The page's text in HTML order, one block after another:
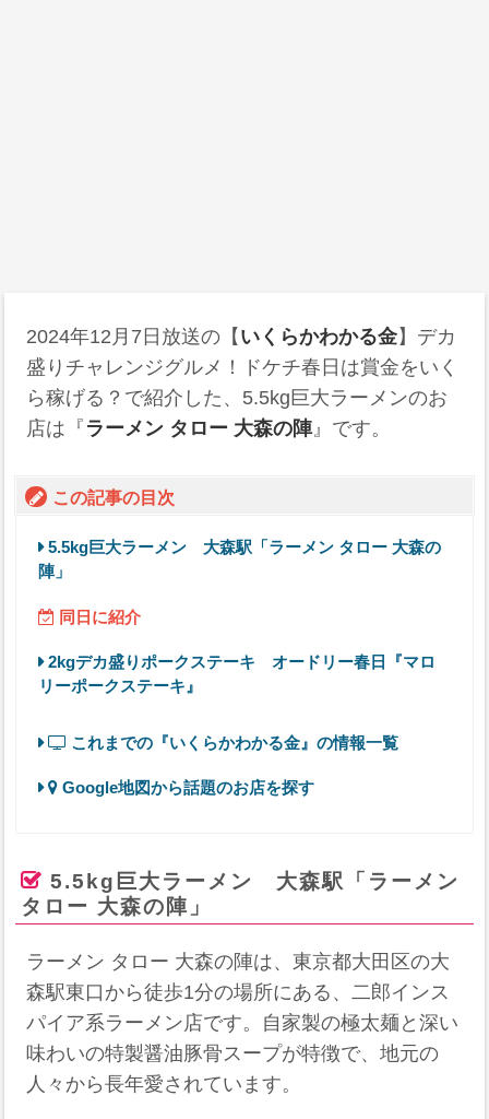
2024年12月7日 放送の【 いくらかわかる金】デカ
盛りチャレンジグルメ！ドケチ春日は賞金をいく
ら稼げる？で紹介した、5.5kg巨大ラーメンのお
店は『 ラーメン タロー 大森の陣』です。
この記事の目次
5.5kg巨大ラーメン 大森駅「ラーメン タロー 大森の
陣」
同日に紹介
2kgデカ盛りポークステーキ オードリー春日『マロ
リーポークステーキ』
これまでの『いくらかわかる金』の情報一覧
Google地図から話題のお店を探す
5.5kg巨大ラーメン 大森駅「ラーメン
タロー 大森の陣」
ラーメン タロー 大森の陣は、東京都大田区の大
森駅東口から徒歩1分の場所にある、二郎インス
パイア系ラーメン店です。自家製の極太麺と深い
味わいの特製醤油豚骨スープが特徴で、地元の
人々から長年愛されています。